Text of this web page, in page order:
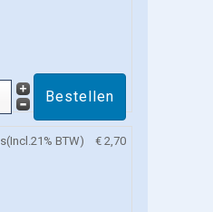
BTW) € 2,70